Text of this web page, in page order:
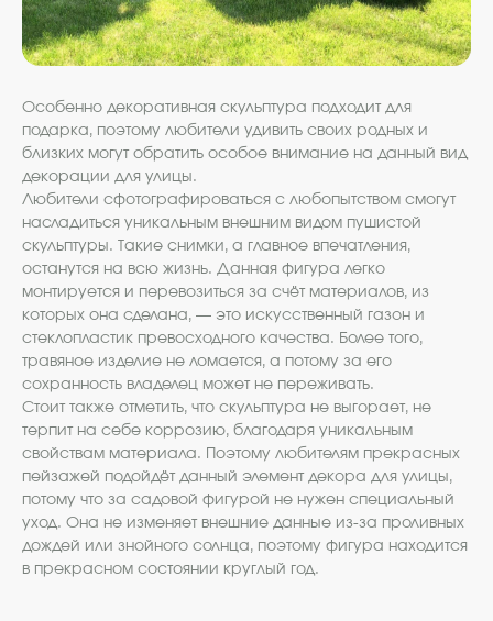
Особенно декоративная скульптура подходит для
подарка, поэтому любители удивить своих родных и
близких могут обратить особое внимание на данный вид
декорации для улицы.
Любители сфотографироваться с любопытством смогут
насладиться уникальным внешним видом пушистой
скульптуры. Такие снимки, а главное впечатления,
останутся на всю жизнь. Данная фигура легко
монтируется и перевозиться за счёт материалов, из
которых она сделана, — это искусственный газон и
стеклопластик превосходного качества. Более того,
травяное изделие не ломается, а потому за его
сохранность владелец может не переживать.
Стоит также отметить, что скульптура не выгорает, не
терпит на себе коррозию, благодаря уникальным
свойствам материала. Поэтому любителям прекрасных
пейзажей подойдёт данный элемент декора для улицы,
потому что за садовой фигурой не нужен специальный
уход. Она не изменяет внешние данные из-за проливных
дождей или знойного солнца, поэтому фигура находится
в прекрасном состоянии круглый год.